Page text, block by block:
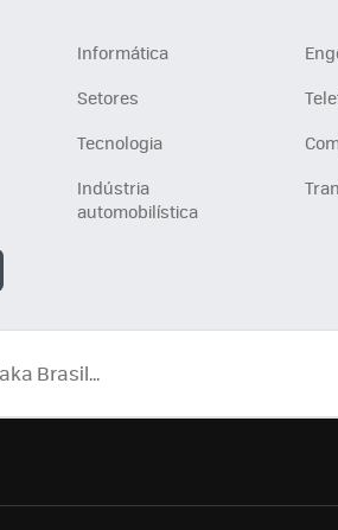
Informática
Setores
Tecnologia
Indústria
automobilística